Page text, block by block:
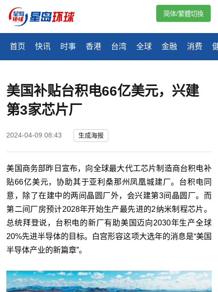
首页 快讯 时事 香港 台湾 全球 金融 消费
简体/繁體切換
美国补贴台积电66亿美元，兴建
第3家芯片厂
2024-04-09 08:43 生成海报
美国商务部昨日宣布，向全球最大代工芯片制造商台积电补
贴66亿美元，协助其于亚利桑那州凤凰城建厂。台积电同
意，除了在建中的两间晶圆厂外，会兴建第3间晶圆厂。而
第二间厂房预计2028年开始生产最先进的2纳米制程芯片。
总统拜登说，台积电的新厂有助美国迈向2030年生产全球
20%先进半导体的目标。白宫形容这项大选年的消息是“美国
半导体产业的新篇章”。